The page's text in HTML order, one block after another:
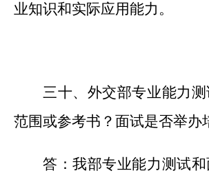
业知识和实际应用能力。
三十、外交部专业能力
范围或参考书？面试是否举办
答：我部专业能力测试